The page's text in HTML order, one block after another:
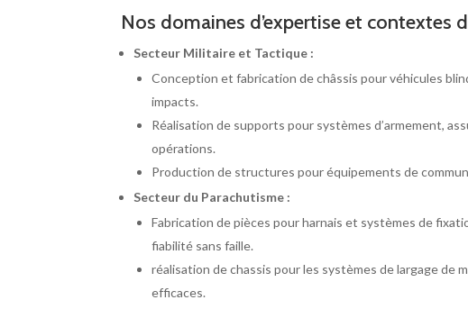
Nos domaines d’expertise et contextes
Secteur Militaire et Tactique :
Conception et fabrication de châssis pour véhicules
impacts.
Réalisation de supports pour systèmes d’armement,
opérations.
Production de structures pour équipements de
Secteur du Parachutisme :
Fabrication de pièces pour harnais et systèmes de
fiabilité sans faille.
réalisation de chassis pour les systèmes de largage de
efficaces.